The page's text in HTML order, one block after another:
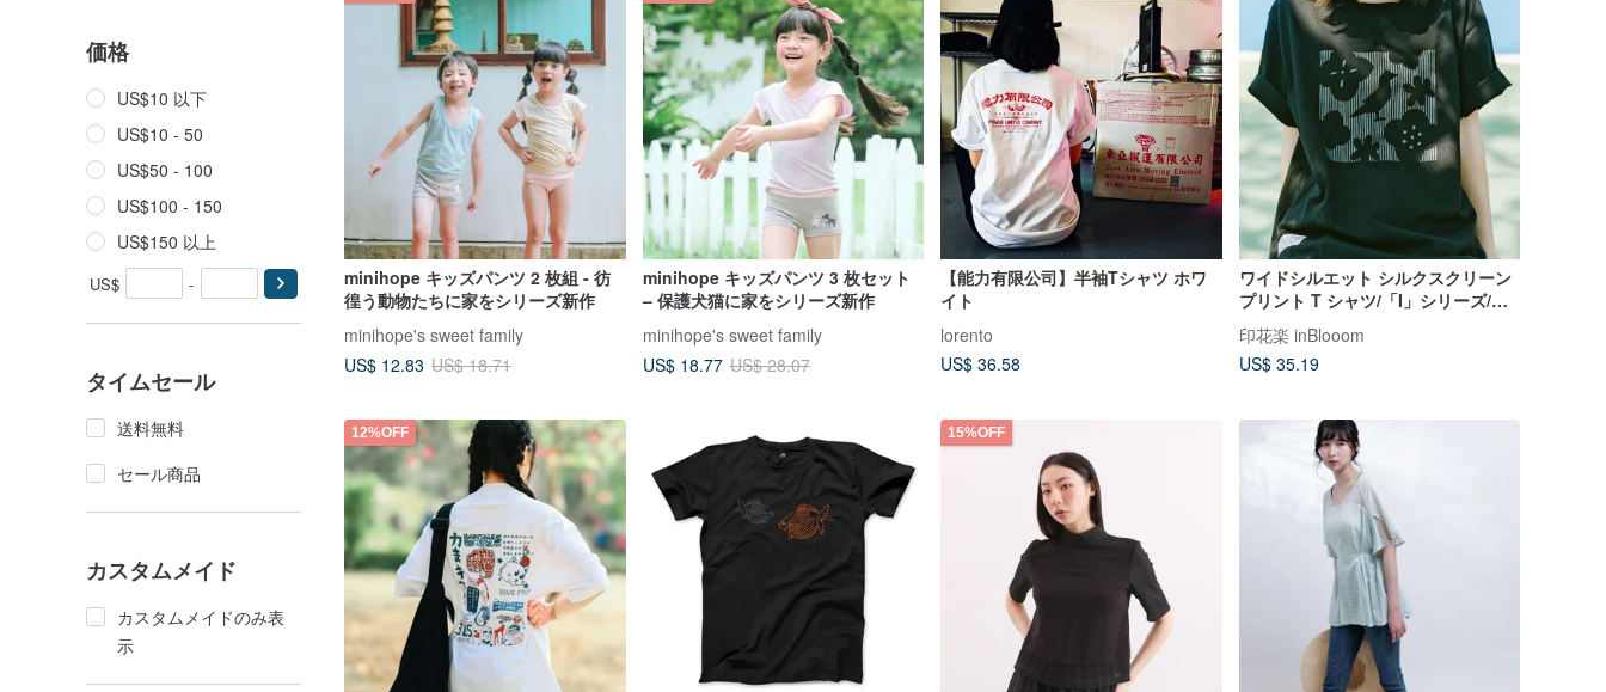
価格
US$10 以下
US$10 - 50
US$50 - 100
US$100 - 150
US$150 以上
US$ -
タイムセール
送料無料
セール商品
カスタムメイド
カスタムメイドのみ表
示
minihope キッズパンツ 2 枚組 - 彷
徨う動物たちに家をシリーズ新作
minihope's sweet family
US$ 12.83 US$ 18.71
minihope キッズパンツ 3 枚セット
– 保護犬猫に家をシリーズ新作
minihope's sweet family
US$ 18.77 US$ 28.07
【能力有限公司】半袖Tシャツ ホワ
イト
lorento
US$ 36.58
ワイドシルエット シルクスクリーン
プリント T シャツ/「I」シリーズ/デ
ィープブラック
印花楽 inBlooom
US$ 35.19
12%OFF 15%OFF